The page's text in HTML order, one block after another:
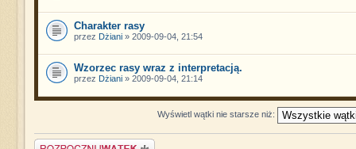
Charakter rasy
przez Dżiani» 2009-09-04, 21:54
Wzorzec rasy wraz z interpretacją.
przez Dżiani» 2009-09-04, 21:14
Wyświetl wątki nie starsze niż:
Napisz wątek